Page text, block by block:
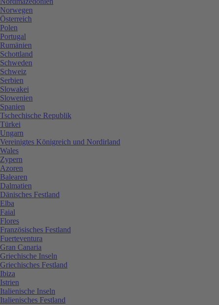
Norwegen
Österreich
Polen
Portugal
Rumänien
Schottland
Schweden
Schweiz
Serbien
Slowakei
Slowenien
Spanien
Tschechische Republik
Türkei
Ungarn
Vereinigtes Königreich und Nordirland
Wales
Zypern
Azoren
Balearen
Dalmatien
Dänisches Festland
Elba
Faial
Flores
Französisches Festland
Fuerteventura
Gran Canaria
Griechische Inseln
Griechisches Festland
Ibiza
Istrien
Italienische Inseln
Italienisches Festland